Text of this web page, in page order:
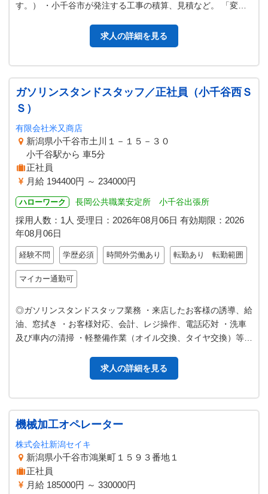
す。） ・小千谷市が発注する工事の積算、見積など。 「変更
求人の詳細を見る
ガソリンスタンドスタッフ／正社員（小千谷西Ｓ
Ｓ）
有限会社米又商店
新潟県小千谷市土川１－１５－３０
小千谷駅から 車5分
正社員
月給 194400円 ～ 234000円
ハローワーク 長岡公共職業安定所 小千谷出張所
採用人数：1人 受理日： 2026年08月06日 有効期限： 2026
年08月06日
経験不問 学歴必須 時間外労働あり 転勤あり 転勤範囲
マイカー通勤可
◎ガソリンスタンドスタッフ業務 ・来店したお客様の誘導、給
油、窓拭き ・お客様対応、会計、レジ操作、電話応対 ・洗車
及び車内の清掃 ・軽整備作業（オイル交換、タイヤ交換）等
求人の詳細を見る
機械加工オペレーター
株式会社新潟セイキ
新潟県小千谷市鴻巣町１５９３番地１
正社員
月給 185000円 ～ 330000円